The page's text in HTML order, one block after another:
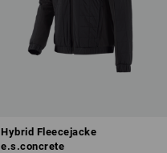
Hybrid Fleecejacke
e.s.concrete